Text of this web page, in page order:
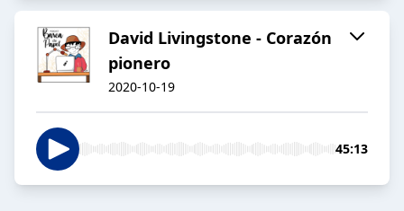
David Livingstone - Corazón
pionero
2020-10-19
45:13